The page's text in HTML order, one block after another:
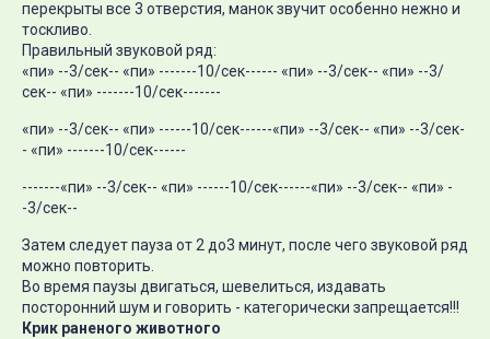
перекрыты все 3 отверстия, манок звучит особенно нежно и
тоскливо.
Правильный звуковой ряд:
«пи» --3/сек-- «пи» -------10/сек------ «пи» --3/сек-- «пи» --3/
сек-- «пи» -------10/сек-------
«пи» --3/сек-- «пи» ------10/сек------«пи» --3/сек-- «пи» --3/сек-
- «пи» -------10/сек------
-------«пи» --3/сек-- «пи» ------10/сек------«пи» --3/сек-- «пи» -
-3/сек--
Затем следует пауза от 2 до3 минут, после чего звуковой ряд
можно повторить.
Во время паузы двигаться, шевелиться, издавать
посторонний шум и говорить - категорически запрещается!!!
Крик раненого животного